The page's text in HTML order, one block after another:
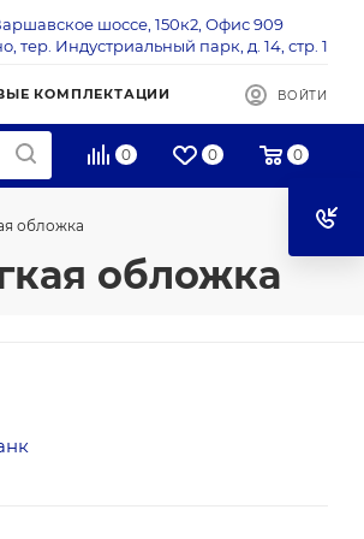
шоссе, 150к2, Офис 909
тер. Индустриальный парк, д. 14, стр. 1
КОМПЛЕКТАЦИИ ВОЙТИ
0 0 0
обложка
обложка